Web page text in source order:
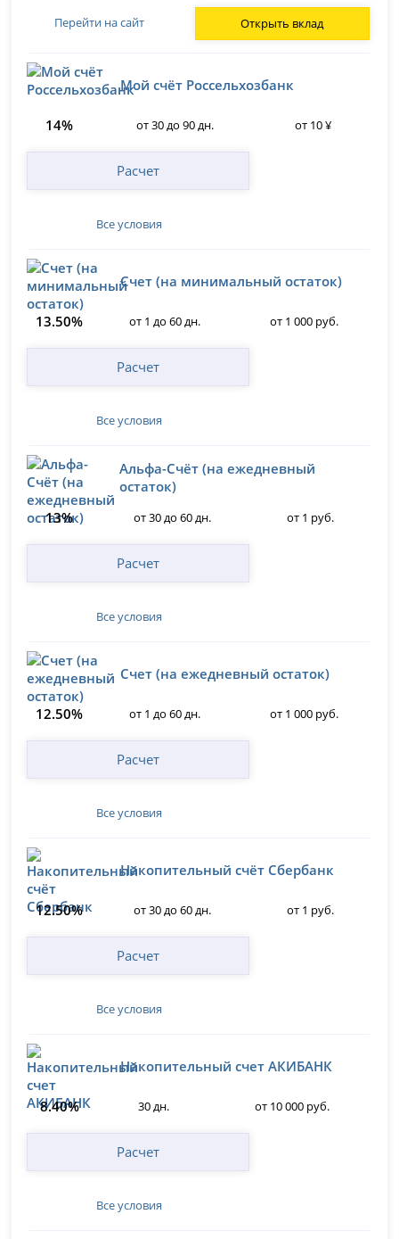
Перейти на сайт
Открыть вклад
Мой счёт Россельхозбанк
14% от 30 до 90 дн. от 10 ¥
Расчет
Все условия
Счет (на минимальный остаток)
13.50% от 1 до 60 дн. от 1 000 руб.
Расчет
Все условия
Альфа-Счёт (на ежедневный
остаток)
13%
от 30 до 60 дн. от 1 руб.
Расчет
Все условия
Счет (на ежедневный остаток)
12.50% от 1 до 60 дн. от 1 000 руб.
Расчет
Все условия
Накопительный счёт Сбербанк
12.50% от 30 до 60 дн. от 1 руб.
Расчет
Все условия
Накопительный счет АКИБАНК
8.40% 30 дн. от 10 000 руб.
Расчет
Все условия